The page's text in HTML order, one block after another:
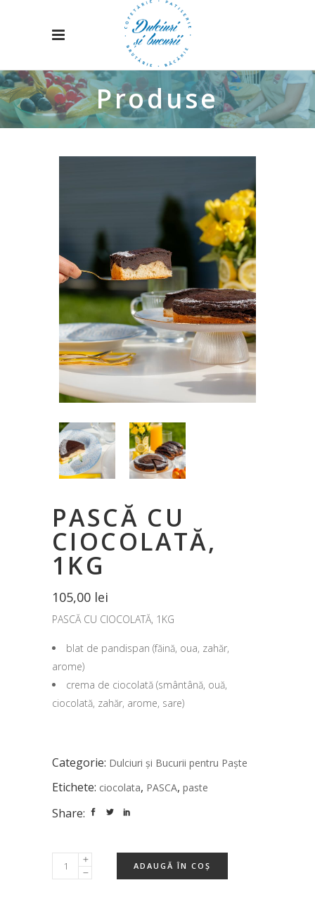
Produse
PASCĂ CU
CIOCOLATĂ,
1KG
105,00 lei
PASCĂ CU CIOCOLATĂ, 1KG
blat de pandispan (făină, oua, zahăr,
arome)
crema de ciocolată (smântână, ouă,
ciocolată, zahăr, arome, sare)
Categorie: Dulciuri și Bucurii pentru Paște
Etichete: ciocolata, PASCA, paste
Share:
ADAUGĂ ÎN COȘ